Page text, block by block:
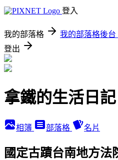
登入
我的部落格 我的部落格後台
登出
拿鐵的生活日記
相簿 部落格 名片
國定古蹟台南地方法